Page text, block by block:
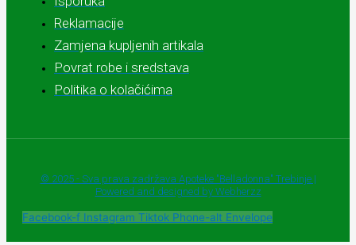
Reklamacije
Zamjena kupljenih artikala
Povrat robe i sredstava
Politika o kolačićima
© 2025 - Sva prava zadržava Apoteke "Belladonna" Trebinje |
Powered and designed by Webherzz
Facebook-f Instagram Tiktok Phone-alt Envelope